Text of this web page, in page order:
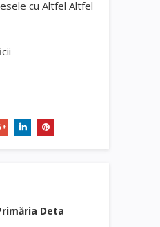
cu Altfel Altfel
Deta